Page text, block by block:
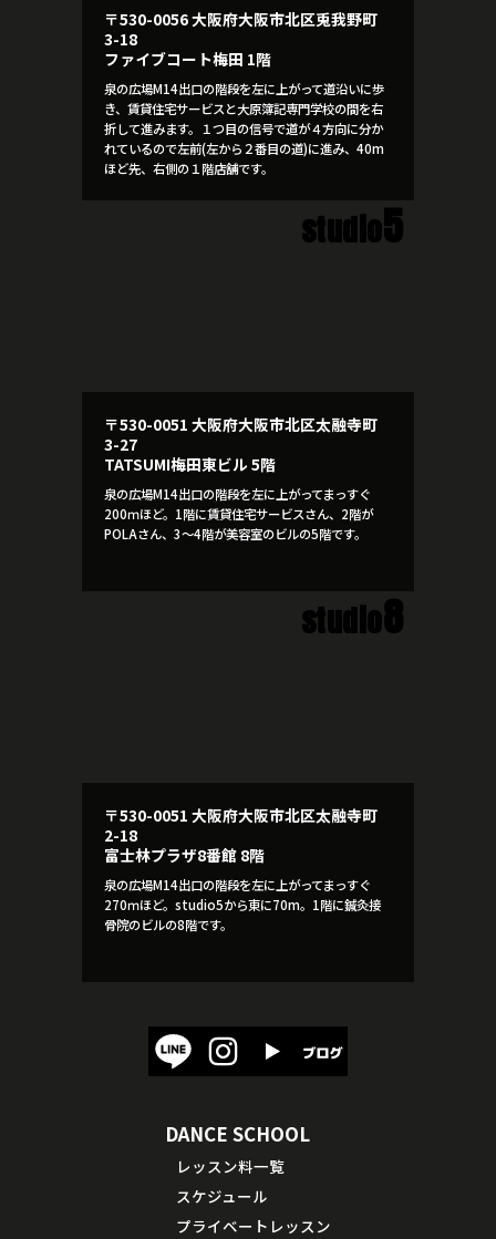
〒530-0056 大阪府大阪市北区兎我野町
3-18
ファイブコート梅田 1階
泉の広場M14出口の階段を左に上がって道沿いに歩
き、賃貸住宅サービスと大原簿記専門学校の間を右
折して進みます。１つ目の信号で道が４方向に分か
れているので左前(左から２番目の道)に進み、40m
ほど先、右側の１階店舗です。
studio5
〒530-0051 大阪府大阪市北区太融寺町
3-27
TATSUMI梅田東ビル 5階
泉の広場M14出口の階段を左に上がってまっすぐ
200ｍほど。1階に賃貸住宅サービスさん、2階が
POLAさん、3～4階が美容室のビルの5階です。
studio8
〒530-0051 大阪府大阪市北区太融寺町
2-18
富士林プラザ8番館 8階
泉の広場M14出口の階段を左に上がってまっすぐ
270ｍほど。studio5から東に70m。1階に鍼灸接
骨院のビルの8階です。
DANCE SCHOOL
レッスン料一覧
スケジュール
プライベートレッスン